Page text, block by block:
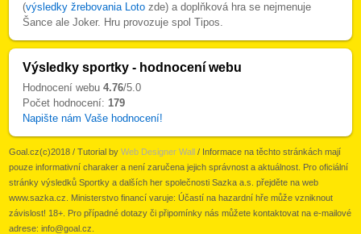
(výsledky žrebovania Loto zde) a doplňková hra se nejmenuje
Šance ale Joker. Hru provozuje spol Tipos.
Výsledky sportky - hodnocení webu
Hodnocení webu4.76/5.0
Počet hodnocení:179
Napište nám Vaše hodnocení!
Goal.cz(c)2018 / Tutorial byWeb Designer Wall / Informace na těchto stránkách mají
pouze informativní charaker a není zaručena jejich správnost a aktuálnost. Pro oficiální
stránky výsledků Sportky a dalších her společnosti Sazka a.s. přejděte na web
www.sazka.cz. Ministerstvo financí varuje: Účastí na hazardní hře může vzniknout
závislost! 18+. Pro případné dotazy či připomínky nás můžete kontaktovat na e-mailové
adrese:info@goal.cz